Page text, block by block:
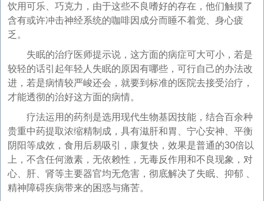
饮用可乐、巧克力，由于这些不良嗜好的存在，他们触摸了
含有或许冲击神经系统的咖啡因成分而睡不着觉、身心疲
乏。
失眠的治疗医师提示说，这方面的病症可大可小，若是
较轻的话引起年轻人失眠的原因有哪些，可行自己的办法改
进，若是病情较严峻还会，就要到标准的医院去接受治疗，
才能透彻的治好这方面的病情。
疗法运用的药剂是选用现代生物基因技能，结合百余种
贵重中药提取浓缩精制成，具有滋肝和胃、宁心安神、平衡
阴阳等成效，食用后易吸引，康复快，效果是普通的30倍以
上，不含任何激素，无依赖性，无毒反作用和不良现象，对
心、肝、肾等主要器官均无危害，彻底解决了失眠、抑郁 、
精神障碍疾病带来的困惑与痛苦。